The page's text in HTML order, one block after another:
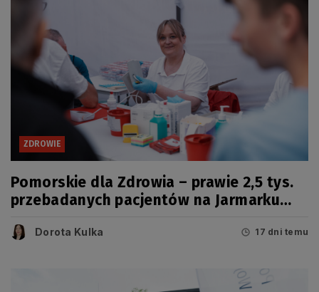
ZDROWIE
Pomorskie dla Zdrowia – prawie 2,5 tys.
przebadanych pacjentów na Jarmarku
Dorota Kulka 17 dni temu